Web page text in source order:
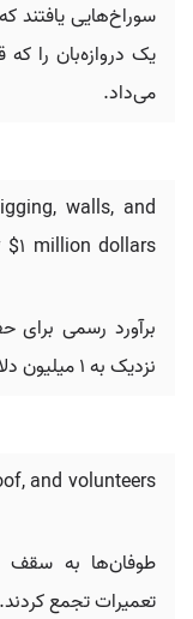
سوراخ‌هایی یافتند
یک دروازه‌بان را
می‌داد.
walls, and
million dollars
نزدیک به ۱ میلیون دلار امروز بود.
and volunteers
طوفان‌ها به سقف
تعمیرات تجمع کردند.